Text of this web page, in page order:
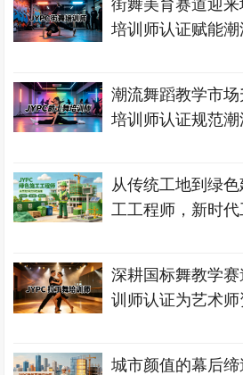
街舞美育赛道迎
培训师认证赋能
潮流舞蹈教学市
培训师认证规范
从传统工地到绿
工工程师，新时
深耕国标舞教学
训师认证为艺术
城市颜值的幕后